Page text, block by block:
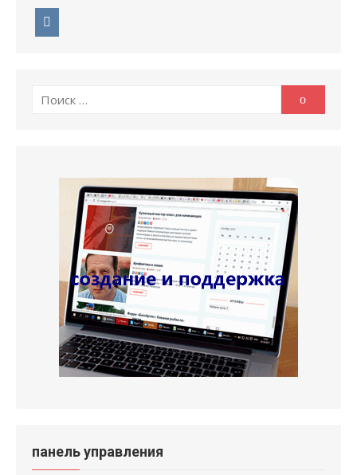
Поиск
Поиск
панель управления